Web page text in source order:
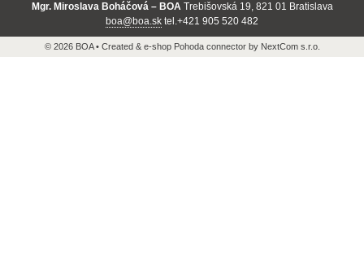
Mgr. Miroslava Boháčová – BOATrebišovská 19, 821 01 Bratislava
boa@boa.sk tel.+421 905 520 482
© 2026 BOA • Created & e-shop Pohoda connectorby NextCom s.r.o.